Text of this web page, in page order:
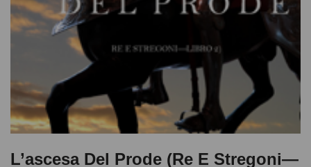
L’ascesa Del Prode (Re E Stregoni—